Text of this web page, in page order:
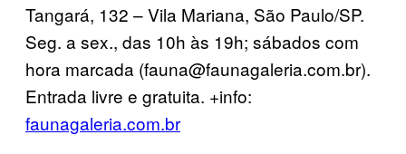
Tangará, 132 – Vila Mariana, São Paulo/SP.
Seg. a sex., das 10h às 19h; sábados com
hora marcada (fauna@faunagaleria.com.br).
Entrada livre e gratuita. +info:
faunagaleria.com.br